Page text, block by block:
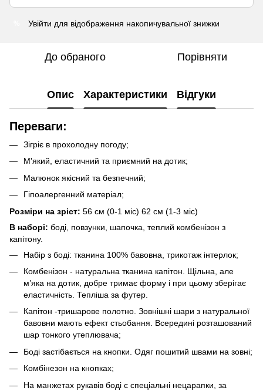
Увійти для відображення накопичувальної знижки
До обраного Порівняти
Опис Характеристики Відгуки
Переваги:
Зігріє в прохолодну погоду;
М'який, еластичний та приємний на дотик;
Малюнок якісний та безпечний;
Гіпоалергенний матеріал;
Розміри на зріст: 56 см (0-1 міс) 62 см (1-3 міс)
В наборі: боді, повзунки, шапочка, теплий комбенізон з
капітону.
Набір з боді: тканина 100% бавовна, трикотаж інтерлок;
Комбенізон - натуральна тканина капітон. Щільна, але
м’яка на дотик, добре тримає форму і при цьому зберігає
еластичність. Тепліша за футер.
Капітон -тришарове полотно. Зовнішні шари з натуральної
бавовни мають ефект стьобання. Всередині розташований
шар тонкого утеплювача;
Боді застібається на кнопки. Одяг пошитий швами на зовні;
Комбінезон на кнопках;
На манжетах рукавів боді є спеціальні нецарапки, за